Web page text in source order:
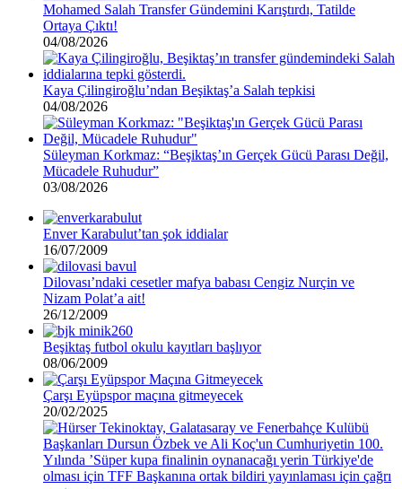
Mohamed Salah Transfer Gündemini Karıştırdı, Tatilde
Ortaya Çıktı!
04/08/2026
Kaya Çilingiroğlu’ndan Beşiktaş’a Salah tepkisi
04/08/2026
Süleyman Korkmaz: “Beşiktaş’ın Gerçek Gücü Parası Değil,
Mücadele Ruhudur”
03/08/2026
Enver Karabulut’tan şok iddialar
16/07/2009
Dilovası’ndaki cesetler mafya babası Cengiz Nurçin ve
Nizam Polat’a ait!
26/12/2009
Beşiktaş futbol okulu kayıtları başlıyor
08/06/2009
Çarşı Eyüpspor maçına gitmeyecek
20/02/2025